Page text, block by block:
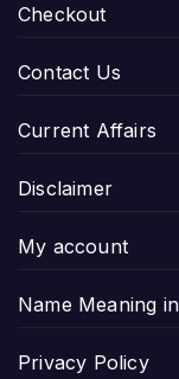
Checkout
Contact Us
Current Affairs
Disclaimer
My account
Name Meaning
Privacy Policy